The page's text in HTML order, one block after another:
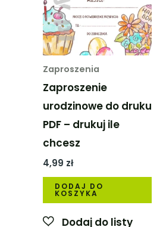
Zaproszenia
Zaproszenie
urodzinowe do druku
PDF – drukuj ile
chcesz
4,99 zł
DODAJ DO
KOSZYKA